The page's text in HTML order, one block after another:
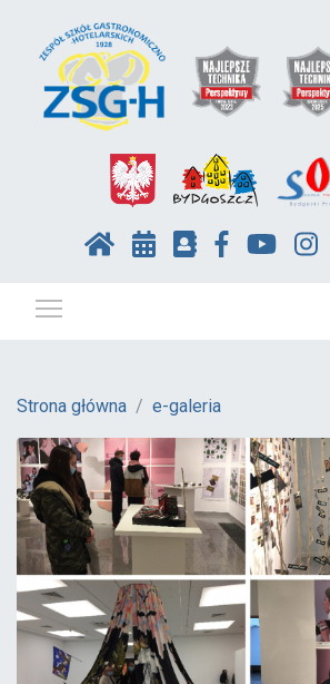
Strona główna e-galeria